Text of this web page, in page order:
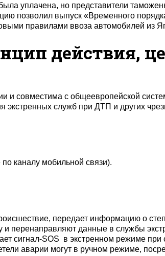
уплачена, но представители
позволил выпуск «Временного
правилами ввоза автомобилей из
действия,
и совместима с общеевропейской
экстренных служб при ДТП и других
каналу мобильной связи).
передает информацию о
перенаправляют данные в службы
сигнал-SOS в экстренном режиме при
аварии могут в ручном режиме,